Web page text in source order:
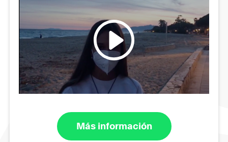
Más información